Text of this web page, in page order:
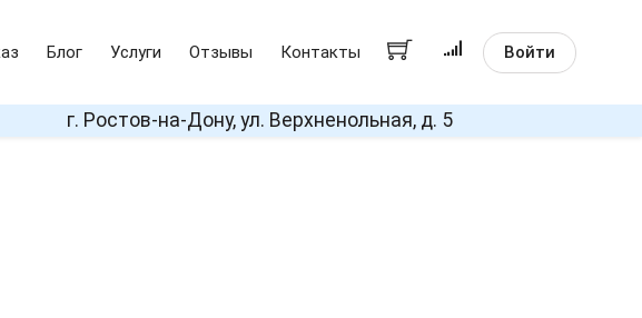
Блог Услуги Отзывы Контакты Войти
г. Ростов-на-Дону, ул. Верхненольная, д. 5